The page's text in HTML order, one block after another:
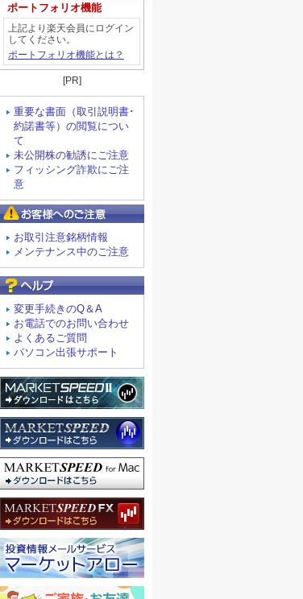
ポートフォリオ機能
上記より楽天会員にログイン
してください。
ポートフォリオ機能とは？
[PR]
重要な書面（取引説明書･
約諾書等）の閲覧につい
て
未公開株の勧誘にご注意
フィッシング詐欺にご注
意
お取引注意銘柄情報
メンテナンス中のご注意
変更手続きのQ＆A
お電話でのお問い合わせ
よくあるご質問
パソコン出張サポート